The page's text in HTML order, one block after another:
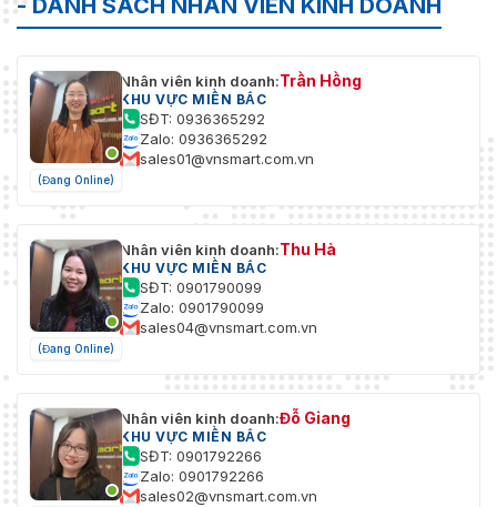
- DANH SÁCH NHÂN VIÊN KINH DOANH
(Đang Online)
Nhân viên kinh doanh:Trần Hồng
KHU VỰC MIỀN BẮC
SĐT: 0936365292
Zalo: 0936365292
sales01@vnsmart.com.vn
(Đang Online)
Nhân viên kinh doanh:Thu Hà
KHU VỰC MIỀN BẮC
SĐT: 0901790099
Zalo: 0901790099
sales04@vnsmart.com.vn
Nhân viên kinh doanh:Đỗ Giang
KHU VỰC MIỀN BẮC
SĐT: 0901792266
Zalo: 0901792266
sales02@vnsmart.com.vn